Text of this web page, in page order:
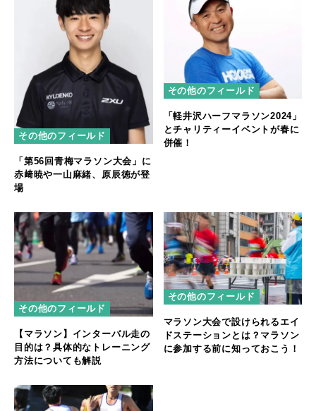
その他のフィールド
「第56回青梅マラソン大会」に
赤﨑暁や一山麻緒、原辰徳が登
場
その他のフィールド
「軽井沢ハーフマラソン2024」
とチャリティーイベントが春に
併催！
その他のフィールド
【マラソン】インターバル走の
目的は？具体的なトレーニング
方法についても解説
その他のフィールド
マラソン大会で設けられるエイ
ドステーションとは？マラソン
に参加する前に知っておこう！